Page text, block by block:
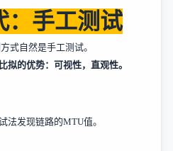
：手工测试
式自然是手工测试。
拟的优势：可视性，直观性。
法发现链路的MTU值。